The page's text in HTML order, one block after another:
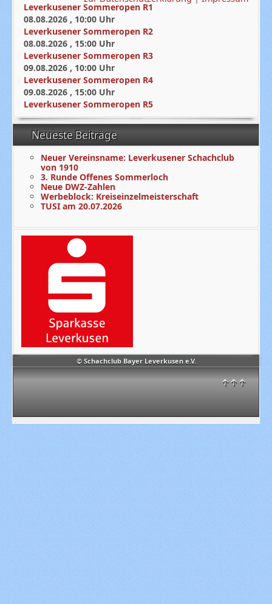
© Schachclub Bayer Leverkusen e.V.
↑↑↑
Leverkusener Sommeropen R1
08.08.2026 , 10:00 Uhr
Leverkusener Sommeropen R2
08.08.2026 , 15:00 Uhr
Leverkusener Sommeropen R3
09.08.2026 , 10:00 Uhr
Leverkusener Sommeropen R4
09.08.2026 , 15:00 Uhr
Leverkusener Sommeropen R5
Neueste Beiträge
Neuer Vereinsname: Leverkusener Schachclub
von 1910
3. Runde Offenes Sommerloch
Neue DWZ-Zahlen
Werbeblock: Kreiseinzelmeisterschaft
TUSI am 20.07.2026